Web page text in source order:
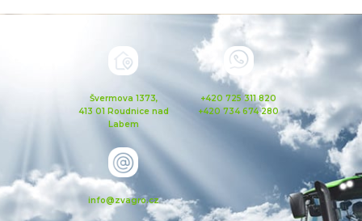
Švermova 1373,
413 01 Roudnice nad
Labem
+420 725 311 820
+420 734 674 280
info@zvagro.cz